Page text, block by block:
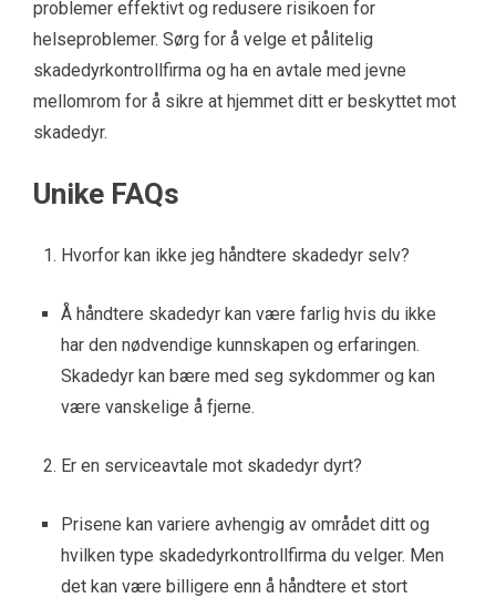
problemer effektivt og redusere risikoen for
helseproblemer. Sørg for å velge et pålitelig
skadedyrkontrollfirma og ha en avtale med jevne
mellomrom for å sikre at hjemmet ditt er beskyttet mot
skadedyr.
Unike FAQs
Hvorfor kan ikke jeg håndtere skadedyr selv?
Å håndtere skadedyr kan være farlig hvis du ikke
har den nødvendige kunnskapen og erfaringen.
Skadedyr kan bære med seg sykdommer og kan
være vanskelige å fjerne.
Er en serviceavtale mot skadedyr dyrt?
Prisene kan variere avhengig av området ditt og
hvilken type skadedyrkontrollfirma du velger. Men
det kan være billigere enn å håndtere et stort